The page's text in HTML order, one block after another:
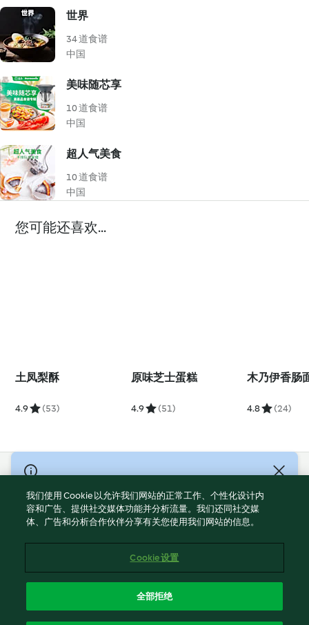
世界
34 道食谱
中国
美味随芯享
10 道食谱
中国
超人气美食
10 道食谱
中国
您可能还喜欢...
土凤梨酥
4.9 (53)
原味芝士蛋糕
4.9 (51)
木乃伊香肠
4.8 (24)
© Copyright 2021-2023 福维克信息科技(上海)有限公司 版权所有
2026
使用规定
Cookies
ICP许可证号：沪通信管自贸[2026]3号
我们使用 Cookie 以允许我们网站的正常工作、个性化设计内
容和广告、提供社交媒体功能并分析流量。我们还同社交媒
体、广告和分析合作伙伴分享有关您使用我们网站的信息。
Cookie 设置
全部拒绝